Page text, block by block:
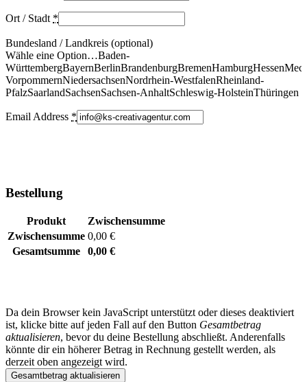
Ort / Stadt *
Bundesland / Landkreis (optional)
Wähle eine Option…Baden-
VorpommernNiedersachsenNordrhein-WestfalenRheinland-
PfalzSaarlandSachsenSachsen-AnhaltSchleswig-HolsteinThüringen
Email Address *
Bestellung
Produkt
Zwischensumme
Zwischensumme 0,00 €
Gesamtsumme
0,00 €
Da dein Browser kein JavaScript unterstützt oder dieses deaktiviert
ist, klicke bitte auf jeden Fall auf den Button Gesamtbetrag
aktualisieren, bevor du deine Bestellung abschließt. Anderenfalls
könnte dir ein höherer Betrag in Rechnung gestellt werden, als
derzeit oben angezeigt wird.
Gesamtbetrag aktualisieren